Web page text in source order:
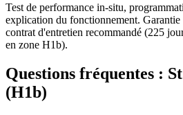
Test de performance in-situ,
explication du fonctionnement.
contrat d'entretien recommandé (225
en zone H1b).
Questions fréquentes :
(H1b)